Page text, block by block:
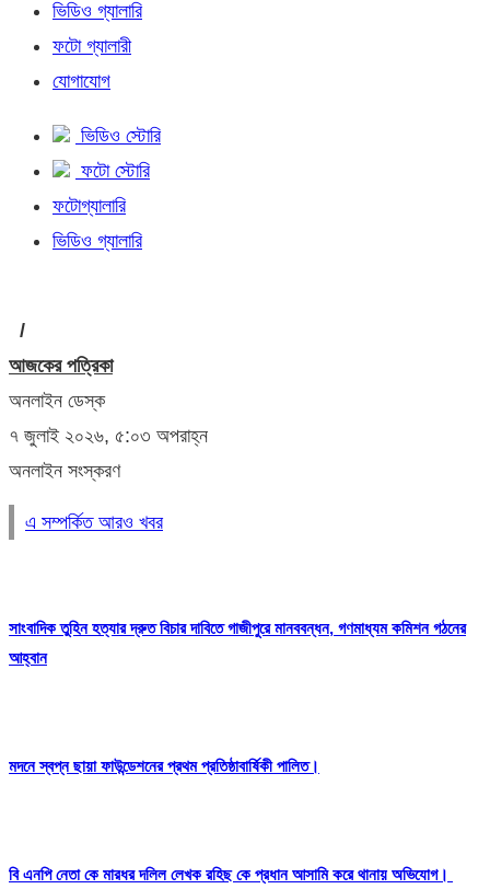
ভিডিও গ্যালারি
ফটো গ্যালারী
যোগাযোগ
ভিডিও স্টোরি
ফটো স্টোরি
ফটোগ্যালারি
ভিডিও গ্যালারি
/
আজকের পত্রিকা
অনলাইন ডেস্ক
৭ জুলাই ২০২৬, ৫:০৩ অপরাহ্ন
অনলাইন সংস্করণ
এ সম্পর্কিত আরও খবর
সাংবাদিক তুহিন হত্যার দ্রুত বিচার দাবিতে গাজীপুরে মানববন্ধন, গণমাধ্যম কমিশন গঠনের
আহ্বান
মদনে স্বপ্ন ছায়া ফাউন্ডেশনের প্রথম প্রতিষ্ঠাবার্ষিকী পালিত।
বি এনপি নেতা কে মারধর দলিল লেখক রহিছ কে প্রধান আসামি করে থানায় অভিযোগ। ‎